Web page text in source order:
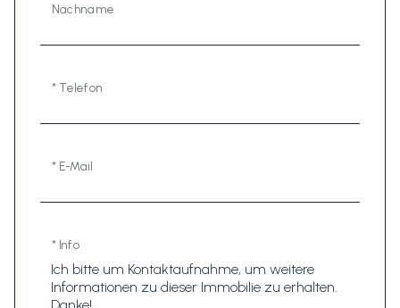
Nachname
* Telefon
* E-Mail
* Info